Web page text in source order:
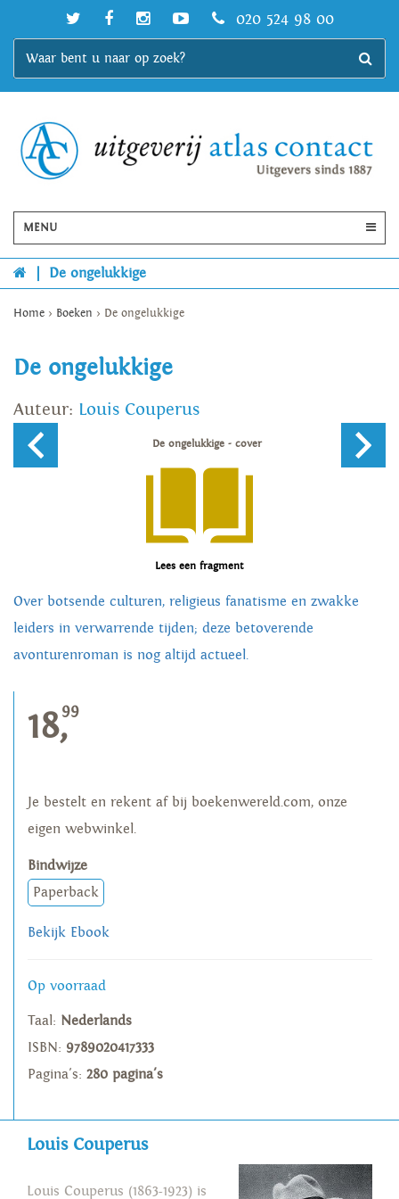
020 524 98 00
MENU
De ongelukkige
Home > Boeken > De ongelukkige
De ongelukkige
Auteur: Louis Couperus
Lees een fragment
Over botsende culturen, religieus fanatisme en zwakke
leiders in verwarrende tijden; deze betoverende
avonturenroman is nog altijd actueel.
18,99
Je bestelt en rekent af bij boekenwereld.com, onze
eigen webwinkel.
Bindwijze
Paperback
Bekijk Ebook
Op voorraad
Taal: Nederlands
ISBN: 9789020417333
Pagina's: 280 pagina's
Louis Couperus
Louis Couperus (1863-1923) is